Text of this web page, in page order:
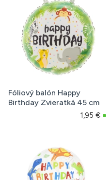
Fóliový balón Happy
Birthday Zvieratká 45 cm
1,95 €